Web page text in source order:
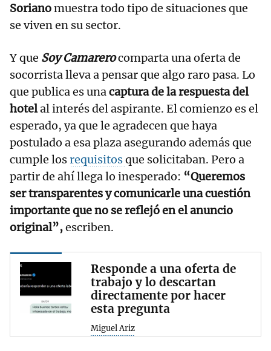
Sorianomuestra todo tipo de situaciones que
se viven en su sector.
Y que Soy Camarerocomparta una oferta de
socorrista lleva a pensar que algo raro pasa. Lo
que publica es unacaptura de la respuesta del
hotelal interés del aspirante. El comienzo es el
esperado, ya que le agradecen que haya
postulado a esa plaza asegurando además que
cumple losrequisitosque solicitaban. Pero a
partir de ahí llega lo inesperado: “Queremos
ser transparentes y comunicarle una cuestión
importante que no se reflejó en el anuncio
original”,escriben.
Responde a una oferta de
trabajo y lo descartan
directamente por hacer
esta pregunta
Miguel Ariz